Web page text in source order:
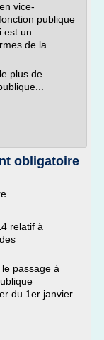
vice-
publique
est un
de la
plus de
obligatoire
relatif à
passage à
du 1er janvier